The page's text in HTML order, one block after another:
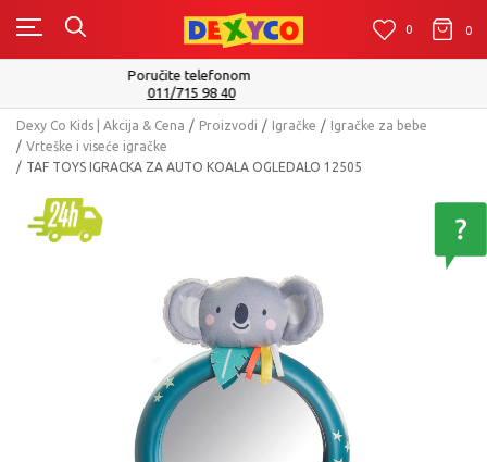
0 0 0
Isporuku možete očekivati u roku od 2 do 4 radna dana!
Dexy Co Kids | Akcija & Cena Proizvodi Igračke
Igračke za bebe
Vrteške i viseće igračke
TAF TOYS IGRACKA ZA AUTO KOALA OGLEDALO 12505